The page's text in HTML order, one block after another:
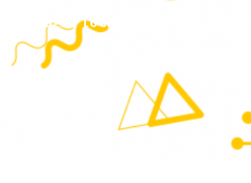
COVID-19 ,LOGEMENT